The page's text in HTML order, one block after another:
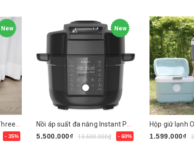
New
- 35%
New
5.500.000₫
13.600.000₫ - 60%
1.599.000₫